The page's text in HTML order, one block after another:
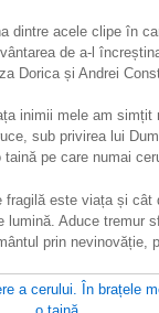
dintre acele clipe în
de a-l
Dorica și Andrei
inimii mele am
sub privirea lui
pe care numai
este viața și cât
Aduce tremur
prin nevinovăție,